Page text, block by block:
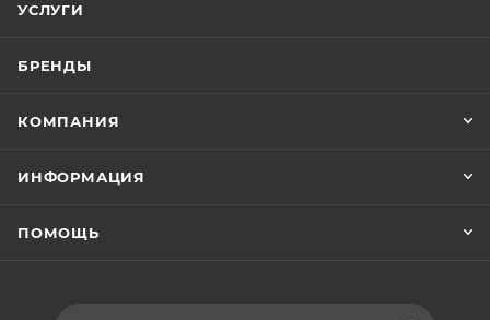
УСЛУГИ
БРЕНДЫ
КОМПАНИЯ
ИНФОРМАЦИЯ
ПОМОЩЬ